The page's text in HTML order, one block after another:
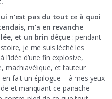
n’est pas du tout ce à quoi
m’a en revanche
et un brin déçue : pendant
je me suis léché les
l’idée d’une fin explosive,
machiavélique, et l’auteur
fait un épilogue – à mes yeux
et manquant de panache –